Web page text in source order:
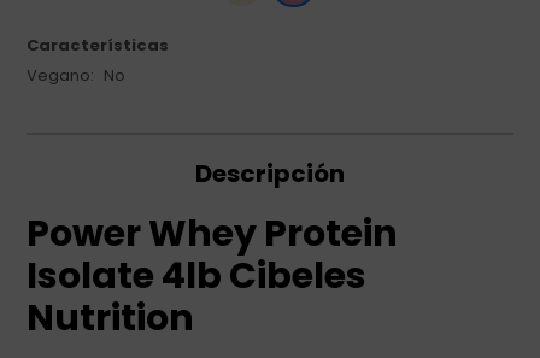
Características
Vegano
No
Descripción
Power Whey Protein
Isolate 4lb Cibeles
Nutrition